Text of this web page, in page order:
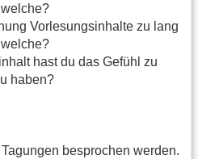
Vorlesungsinhalte zu lang
hast du das Gefühl zu
haben?
besprochen werden.